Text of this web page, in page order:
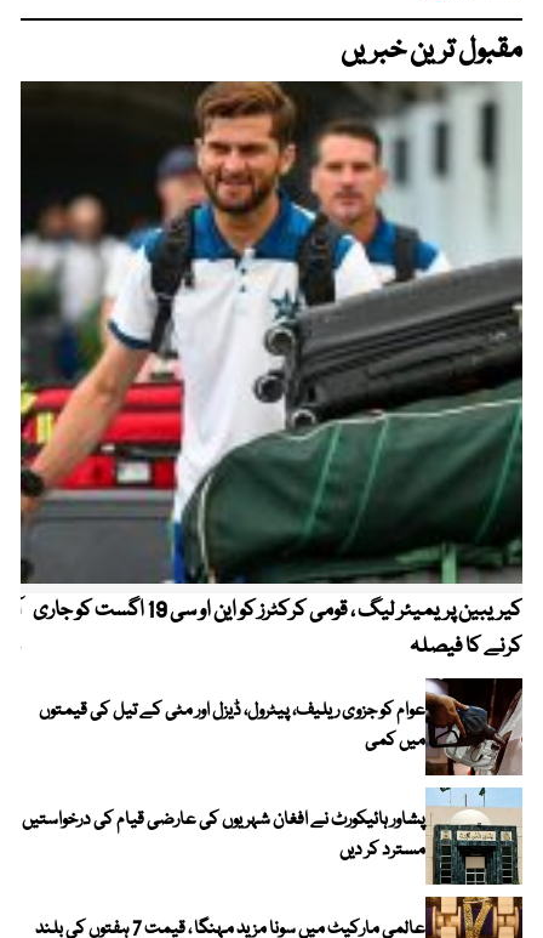
مقبول ترین خبریں
کیریبین پریمیئر لیگ ، قومی کرکٹرز کو این او سی 19 اگست کو جاری
کرنے کا فیصلہ
عوام کو جزوی ریلیف، پیٹرول، ڈیزل اور مٹی کے تیل کی قیمتوں
میں کمی
پشاور ہائیکورٹ نے افغان شہریوں کی عارضی قیام کی درخواستیں
مسترد کر دیں
عالمی مارکیٹ میں سونا مزید مہنگا ، قیمت 7 ہفتوں کی بلند